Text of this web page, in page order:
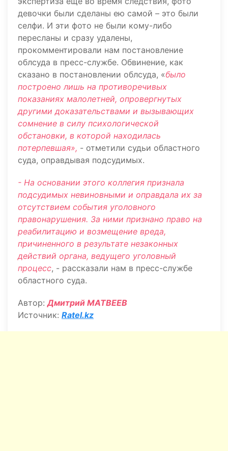
девочки были сделаны ею самой – это были
селфи. И эти фото не были кому-либо
пересланы и сразу удалены,
прокомментировали нам постановление
облсуда в пресс-службе. Обвинение, как
сказано в постановлении облсуда, «было
построено лишь на противоречивых
показаниях малолетней, опровергнутых
другими доказательствами и вызывающих
сомнение в силу психологической
обстановки, в которой находилась
потерпевшая», - отметили судьи областного
суда, оправдывая подсудимых.
- На основании этого коллегия признала
подсудимых невиновными и оправдала их за
отсутствием события уголовного
правонарушения. За ними признано право на
реабилитацию и возмещение вреда,
причиненного в результате незаконных
действий органа, ведущего уголовный
процесс, - рассказали нам в пресс-службе
областного суда.
Автор:Дмитрий МАТВЕЕВ
Источник: Ratel.kz